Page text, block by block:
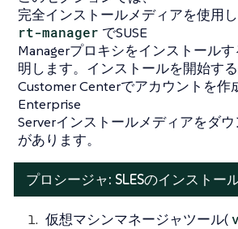
完全インストールメディアを使用
rt-manager でSUSE
Managerプロキシをインストール
明します。インストールを開始す
Customer Centerでアカウントを作
Enterprise
Serverインストールメディアをダ
があります。
プロシージャ: SLESのインストー
仮想マシンマネージャツール(